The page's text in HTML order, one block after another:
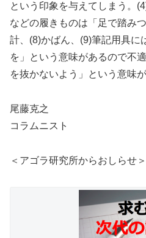
という印象を与えてしまう。
などの履きものは「足で踏み
計、(8)かばん、(9)筆記用具に
を」という意味があるので不
を抜かないよう」という意味
尾藤克之
コラムニスト
＜アゴラ研究所からおしらせ＞